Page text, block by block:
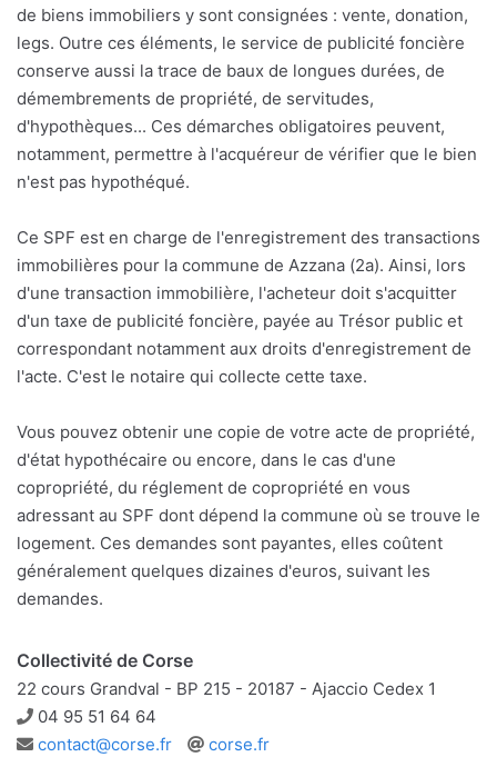
de biens immobiliers y sont consignées : vente, donation,
legs. Outre ces éléments, le service de publicité foncière
conserve aussi la trace de baux de longues durées, de
démembrements de propriété, de servitudes,
d'hypothèques... Ces démarches obligatoires peuvent,
notamment, permettre à l'acquéreur de vérifier que le bien
n'est pas hypothéqué.
Ce SPF est en charge de l'enregistrement des transactions
immobilières pour la commune de Azzana (2a). Ainsi, lors
d'une transaction immobilière, l'acheteur doit s'acquitter
d'un taxe de publicité foncière, payée au Trésor public et
correspondant notamment aux droits d'enregistrement de
l'acte. C'est le notaire qui collecte cette taxe.
Vous pouvez obtenir une copie de votre acte de propriété,
d'état hypothécaire ou encore, dans le cas d'une
copropriété, du réglement de copropriété en vous
adressant au SPF dont dépend la commune où se trouve le
logement. Ces demandes sont payantes, elles coûtent
généralement quelques dizaines d'euros, suivant les
demandes.
Collectivité de Corse
22 cours Grandval - BP 215 - 20187 - Ajaccio Cedex 1
Téléphone
04 95 51 64 64
Adresse
contact@corse.fr
Site
corse.fr